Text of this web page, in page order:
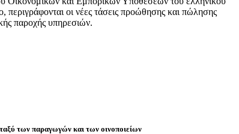
περιγράφονται οι νέες τάσεις προώθησης και πώλησης
παροχής υπηρεσιών.
των παραγωγών και των οινοποιείων